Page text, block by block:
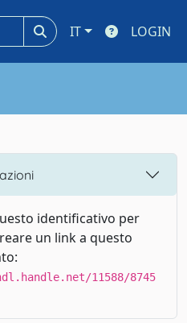
IT LOGIN
identificativo per
un link a questo
11588/8745